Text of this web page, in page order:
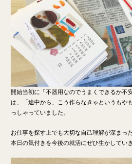
開始当初に「不器用なのでうまくできるか不
は、「途中から、こう作らなきゃというもや
っしゃっていました。
お仕事を探す上でも大切な自己理解が深まっ
本日の気付きを今後の就活にぜひ生かしてい